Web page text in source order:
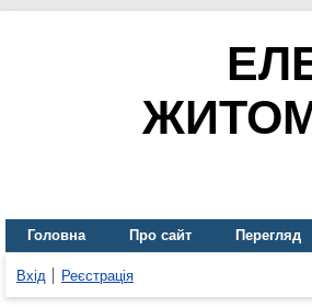
Головна Про сайт Перегляд
Вхід Реєстрація